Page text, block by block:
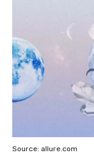
Source: allure.com